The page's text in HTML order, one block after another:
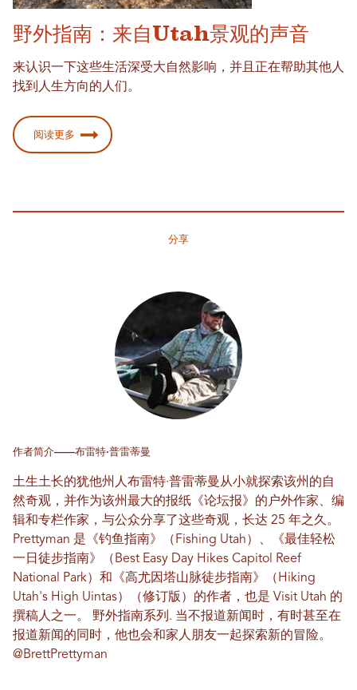
野外指南：来自Utah景观的声音
来认识一下这些生活深受大自然影响，并且正在帮助其他人
找到人生方向的人们。
阅读更多
分享
作者简介——布雷特·普雷蒂曼
土生土长的犹他州人布雷特·普雷蒂曼从小就探索该州的自
然奇观，并作为该州最大的报纸《论坛报》的户外作家、编
辑和专栏作家，与公众分享了这些奇观，长达 25 年之久。
Prettyman 是《钓鱼指南》（Fishing Utah）、《最佳轻松
一日徒步指南》（Best Easy Day Hikes Capitol Reef
National Park）和《高尤因塔山脉徒步指南》（Hiking
Utah's High Uintas）（修订版）的作者，也是 Visit Utah 的
撰稿人之一。 野外指南系列. 当不报道新闻时，有时甚至在
报道新闻的同时，他也会和家人朋友一起探索新的冒险。
@BrettPrettyman